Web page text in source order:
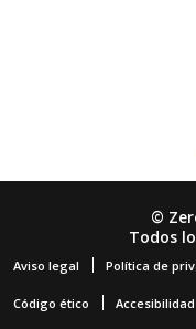
©
Todos
Aviso legal Política de
Código ético Accesibilidad